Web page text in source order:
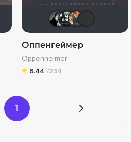
Оппенгеймер
Oppenheimer
6.44 /234
1